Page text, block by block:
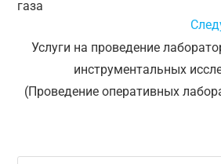
газа
Услуги на проведение
инструментальных
(Проведение оперативных